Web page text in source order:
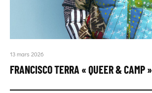
13 mars 2026
FRANCISCO TERRA « QUEER & CAMP »